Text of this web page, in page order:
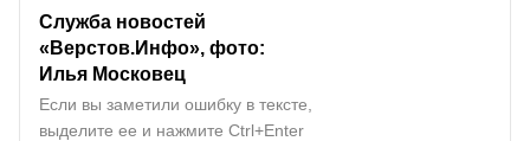
Служба новостей
«Верстов.Инфо», фото:
Илья Московец
Если вы заметили ошибку в тексте,
выделите ее и нажмите Ctrl+Enter